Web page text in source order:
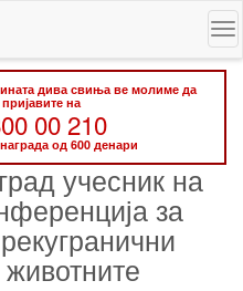
дива свиња ве молиме да
пријавите на
00 210
од 600 денари
учесник на
за
животните